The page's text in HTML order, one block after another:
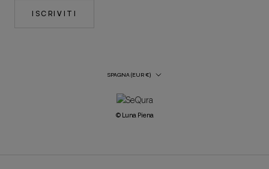
ISCRIVITI
Paese/regione
SPAGNA (EUR €)
© Luna Piena